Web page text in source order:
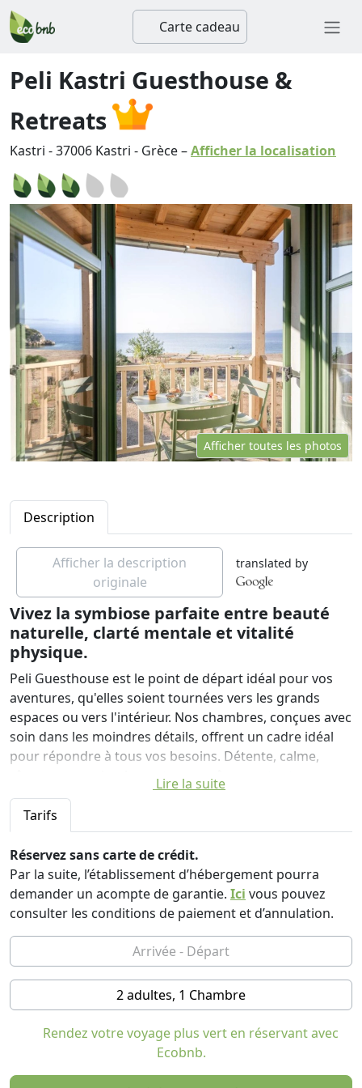
Carte cadeau
Peli Kastri Guesthouse &
Retreats
Kastri -37006 Kastri - Grèce–Afficher la localisation
Afficher toutes les photos
Description
Afficher la description
originale
translated by
Vivez la symbiose parfaite entre beauté
naturelle, clarté mentale et vitalité
physique.
Peli Guesthouse est le point de départ idéal pour vos
aventures, qu'elles soient tournées vers les grands
espaces ou vers l'intérieur. Nos chambres, conçues avec
soin dans les moindres détails, offrent un cadre idéal
pour répondre à tous vos besoins. Détente, calme,
rêves… soyez simplement vous-même, en toute
sérénité.
Niché sur la côte préservée de la péninsule de Pélion, là
où les montagnes verdoyantes rencontrent les eaux
cristallines de la mer Égée, Peli Kastri Guesthouse &
Retreats est un havre de paix écologique conçu pour les
voyageurs en quête d'authenticité, de détente et
d'expériences enrichissantes.
Que votre voyage soit une aventure en plein air ou une
exploration intérieure, Peli Kastri est l'endroit parfait
pour ralentir le rythme, se reconnecter à la nature et
simplement être.
Notre maison d'hôtes intimiste ne compte que huit
Lire la suite
Tarifs
Réservez sans carte de crédit.
Par la suite, l’établissement d’hébergement pourra
demander un acompte de garantie. Ici vous pouvez
consulter les conditions de paiement et d’annulation.
2 adultes, 1 Chambre
Rendez votre voyage plus vert en réservant avec
Ecobnb.